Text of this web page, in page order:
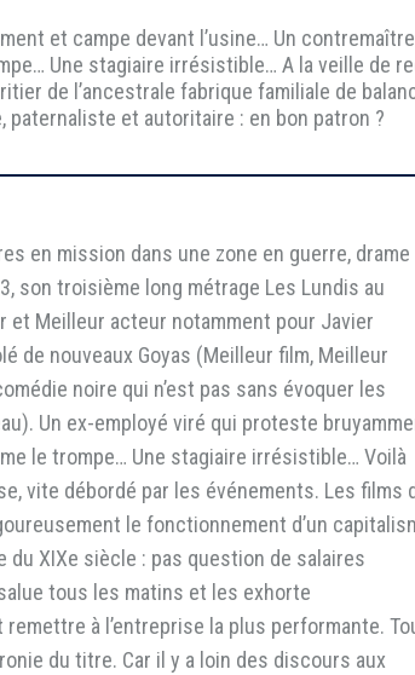
et campe devant l’usine… Un
Une stagiaire irrésistible… A la veille de
de l’ancestrale fabrique familiale de
paternaliste et autoritaire : en bon patron ?
en mission dans une zone en guerre, drame
son troisième long métrage Les Lundis au
et Meilleur acteur notamment pour Javier
de nouveaux Goyas (Meilleur film, Meilleur
noire qui n’est pas sans évoquer les
Un ex-employé viré qui proteste
le trompe… Une stagiaire irrésistible… Voilà
vite débordé par les événements. Les films
le fonctionnement d’un
du XIXe siècle : pas question de salaires
tous les matins et les exhorte
à l’entreprise la plus performante.
du titre. Car il y a loin des discours aux